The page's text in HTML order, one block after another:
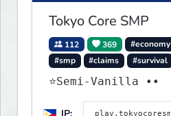
Tokyo Core SMP
112 369 #economy
#smp
#claims #survival
⭐Semi-Vanilla ••